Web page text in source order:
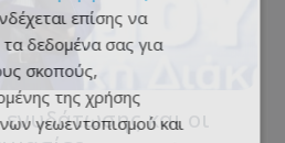
και οι
επίσης να
δεδομένα σας για
σκοπούς,
της χρήσης
γεωεντοπισμού και